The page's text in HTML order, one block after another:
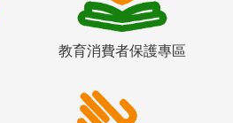
教育消費者保護專區